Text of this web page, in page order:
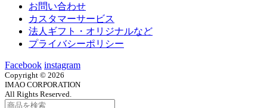
お問い合わせ
カスタマーサービス
法人ギフト・オリジナルなど
プライバシーポリシー
Facebook instagram
Copyright © 2026
IMAO CORPORATION
All Rights Reserved.